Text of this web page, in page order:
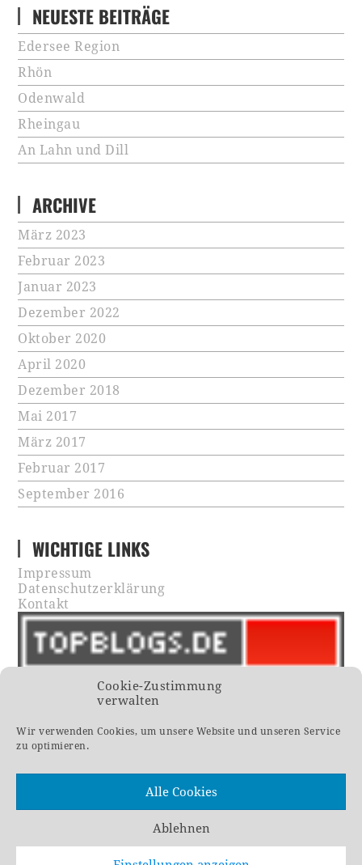
Cookie-Zustimmung
verwalten
Wir verwenden Cookies, um unsere Website und unseren Service
zu optimieren.
Alle Cookies
Ablehnen
NEUESTE BEITRÄGE
Edersee Region
Rhön
Odenwald
Rheingau
An Lahn und Dill
ARCHIVE
März 2023
Februar 2023
Januar 2023
Dezember 2022
Oktober 2020
April 2020
Dezember 2018
Mai 2017
März 2017
Februar 2017
September 2016
WICHTIGE LINKS
Impressum
Datenschutzerklärung
Kontakt